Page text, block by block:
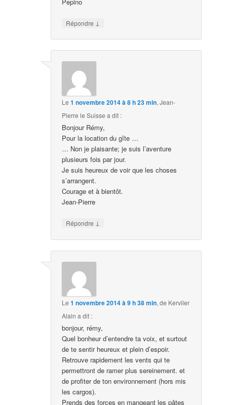
Répondre ↓
Le1 novembre 2014 à 8 h 23 min,Jean-
Pierre le Suisse a dit :
Bonjour Rémy,
Pour la location du gîte …
… Non je plaisante; je suis l’aventure
plusieurs fois par jour.
Je suis heureux de voir que les choses
s’arrangent.
Courage et à bientôt.
Jean-Pierre
Répondre ↓
Le1 novembre 2014 à 9 h 38 min,de Kerviler
Alain a dit :
bonjour, rémy,
Quel bonheur d’entendre ta voix, et surtout
de te sentir heureux et plein d’espoir.
Retrouve rapidement les vents qui te
permettront de ramer plus sereinement. et
de profiter de ton environnement (hors mis
les cargos).
Prends des forces en mangeant les pâtes